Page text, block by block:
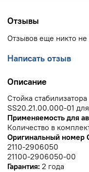
Отзывы
Отзывов еще никто не
Написать отзыв
Описание
Стойка
SS20.21.00.000-01
Применяемость для
Количество в
Оригинальный номер
2110-2906050
21100-2906050-00
Гарантия: 2 года